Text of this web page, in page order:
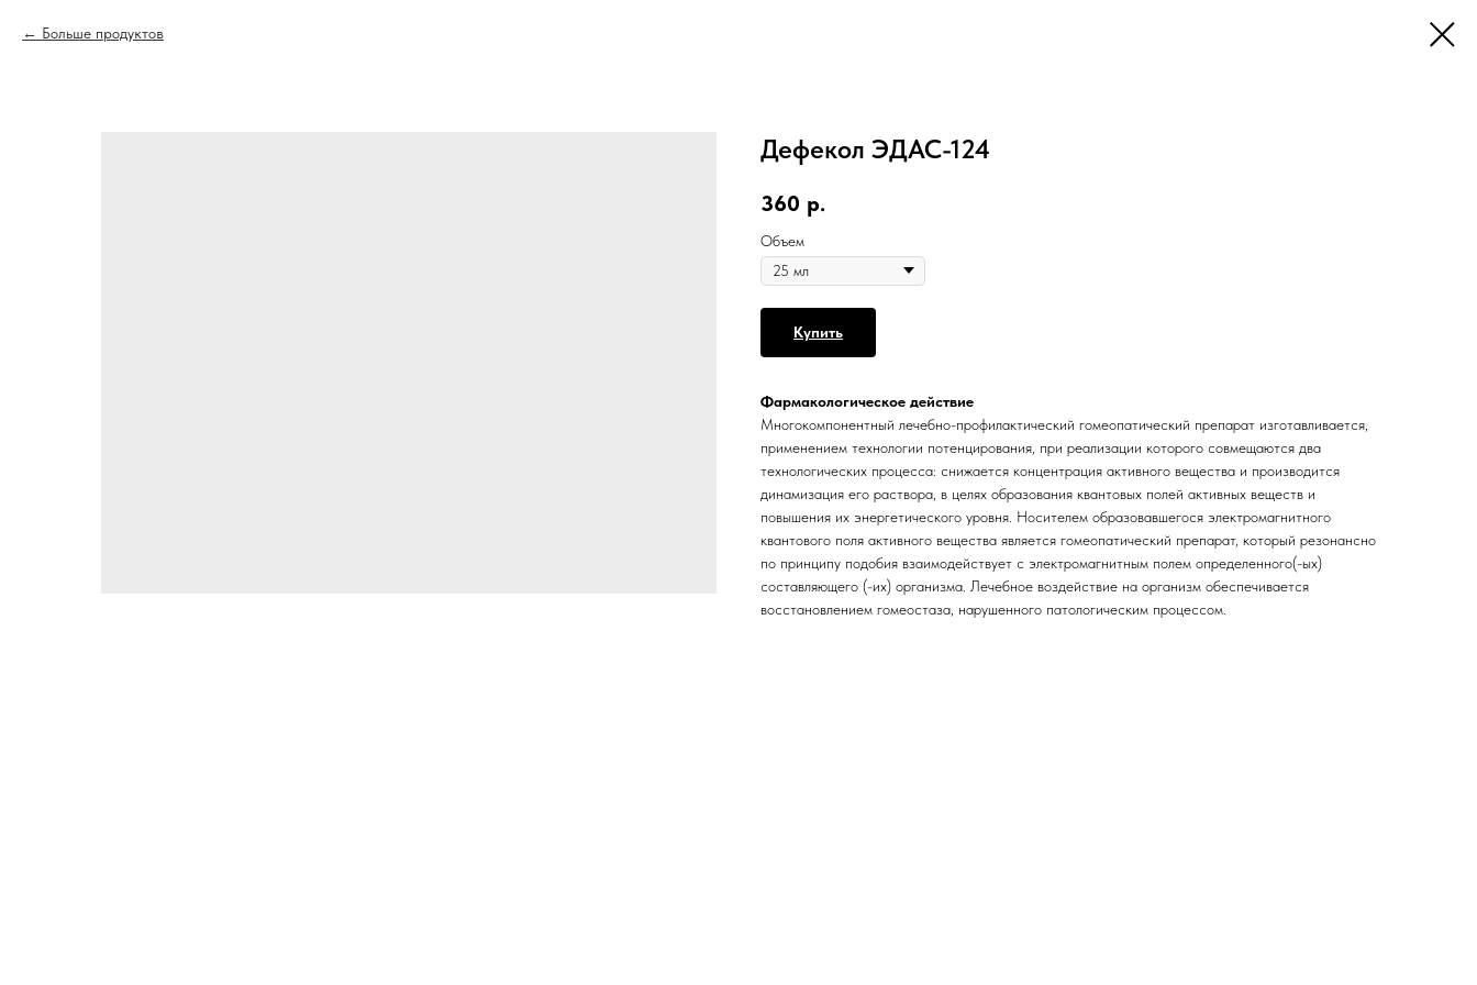
Больше продуктов
Дефекол ЭДАС-124
360 р.
Объем
Купить
Фармакологическое действие
Многокомпонентный лечебно-профилактический гомеопатический препарат изготавливается,
применением технологии потенцирования, при реализации которого совмещаются два
технологических процесса: снижается концентрация активного вещества и производится
динамизация его раствора, в целях образования квантовых полей активных веществ и
повышения их энергетического уровня. Носителем образовавшегося электромагнитного
квантового поля активного вещества является гомеопатический препарат, который резонансно
по принципу подобия взаимодействует с электромагнитным полем определенного(-ых)
составляющего (-их) организма. Лечебное воздействие на организм обеспечивается
восстановлением гомеостаза, нарушенного патологическим процессом.